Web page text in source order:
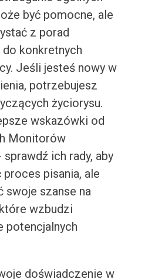
być pomocne, ale
z porad
konkretnych
Jeśli jesteś nowy w
potrzebujesz
życiorysu.
wskazówki od
Monitorów
ich rady, aby
proces pisania, ale
swoje szanse na
wzbudzi
potencjalnych
doświadczenie w